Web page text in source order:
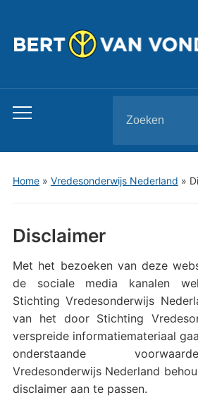
Toggle
menu
naar:
Home» Vredesonderwijs Nederland »
Disclaimer
Met het bezoeken van deze
de sociale media kanalen
Stichting Vredesonderwijs
van het door Stichting
verspreide informatiemateriaal
onderstaande
Vredesonderwijs Nederland
disclaimer aan te passen.